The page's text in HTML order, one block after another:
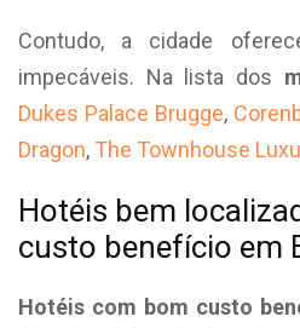
Contudo, a cidade
impecáveis. Na lista dos
Dukes Palace Brugge,
Dragon, The Townhouse
Hotéis bem
custo benefício em
Hotéis com bom custo